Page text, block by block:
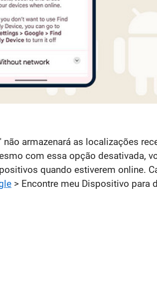
armazenará as localizações
com essa opção desativada,
quando estiverem online.
> Encontre meu Dispositivo para